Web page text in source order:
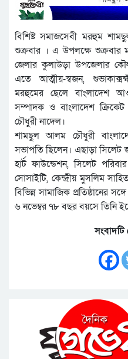
বিশিষ্ট সমাজসেবী মরহুম
শুক্রবার । এ উপলক্ষে শুক্রবার
জেলার কুলাউড়া উপজেলার
এতে আত্মীয়-স্বজন,
মরহুমের ছেলে বাংলাদেশ
সম্পাদক ও বাংলাদেশ
চৌধুরী নাদেল।
শামছুল আলম চৌধুরী
সভাপতি ছিলেন। এছাড়া সিলেট
হার্ট ফাউন্ডেশন, সিলেট
সোসাইটি, কেন্দ্রীয় মুসলিম
বিভিন্ন সামাজিক প্রতিষ্ঠানের
৬ নভেম্বর ৭৮ বছর বয়সে তিনি